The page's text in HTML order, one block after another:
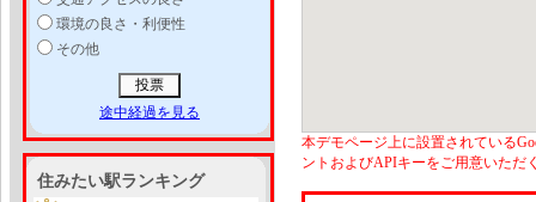
環境の良さ・利便性
その他
途中経過を見る
住みたい駅ランキング
本デモページ上に設置されている
ントおよびAPIキーをご用意いただ